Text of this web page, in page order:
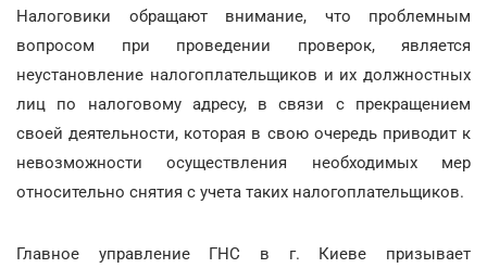
Налоговики обращают внимание, что проблемным
вопросом при проведении проверок, является
неустановление налогоплательщиков и их должностных
лиц по налоговому адресу, в связи с прекращением
своей деятельности, которая в свою очередь приводит к
невозможности осуществления необходимых мер
относительно снятия с учета таких налогоплательщиков.
Главное управление ГНС в г. Киеве призывает